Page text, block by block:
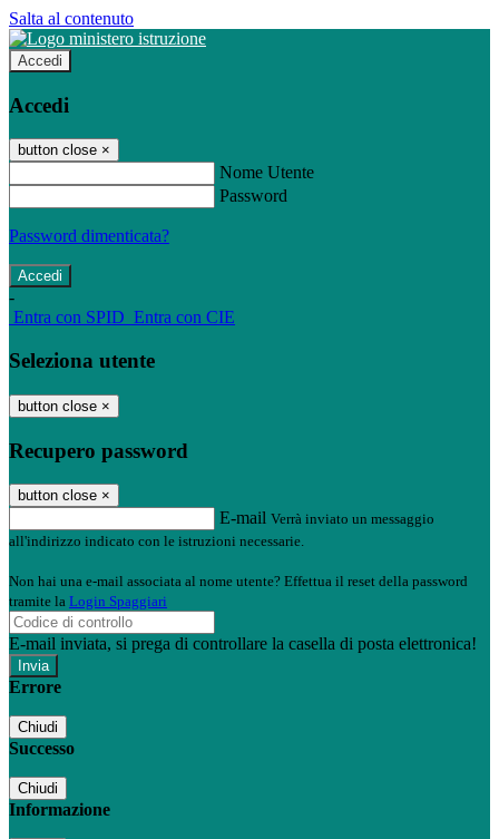
Salta al contenuto
Accedi
Accedi
button close ×
Nome Utente
Password
Password dimenticata?
-
Entra con SPID Entra con CIE
Seleziona utente
button close ×
Recupero password
button close ×
E-mail Verrà inviato un messaggio
all'indirizzo indicato con le istruzioni necessarie.
Non hai una e-mail associata al nome utente? Effettua il reset della password
tramite la Login Spaggiari
E-mail inviata, si prega di controllare la casella di posta elettronica!
Errore
Chiudi
Successo
Chiudi
Informazione